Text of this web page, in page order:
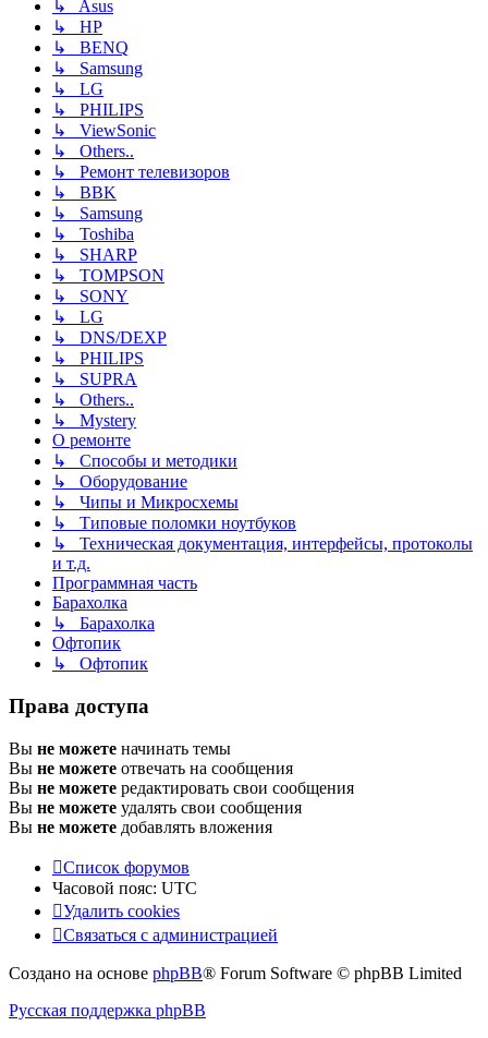
↳ Asus
↳ HP
↳ BENQ
↳ Samsung
↳ LG
↳ PHILIPS
↳ ViewSonic
↳ Others..
↳ Ремонт телевизоров
↳ BBK
↳ Samsung
↳ Toshiba
↳ SHARP
↳ TOMPSON
↳ SONY
↳ LG
↳ DNS/DEXP
↳ PHILIPS
↳ SUPRA
↳ Others..
↳ Mystery
О ремонте
↳ Способы и методики
↳ Оборудование
↳ Чипы и Микросхемы
↳ Типовые поломки ноутбуков
↳ Техническая документация, интерфейсы, протоколы
и т.д.
Программная часть
Барахолка
↳ Барахолка
Офтопик
↳ Офтопик
Права доступа
Вы не можете начинать темы
Вы не можете отвечать на сообщения
Вы не можете редактировать свои сообщения
Вы не можете удалять свои сообщения
Вы не можете добавлять вложения
Список форумов
Часовой пояс: UTC
Удалить cookies
Связаться
администрацией
Связаться с администрацией
Создано на основе phpBB® Forum Software © phpBB Limited
Русская поддержка phpBB